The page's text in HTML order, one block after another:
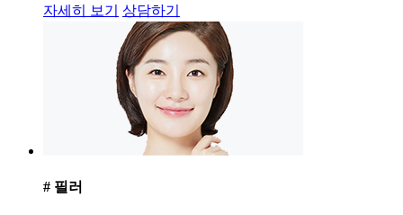
자세히 보기 상담하기
# 필러